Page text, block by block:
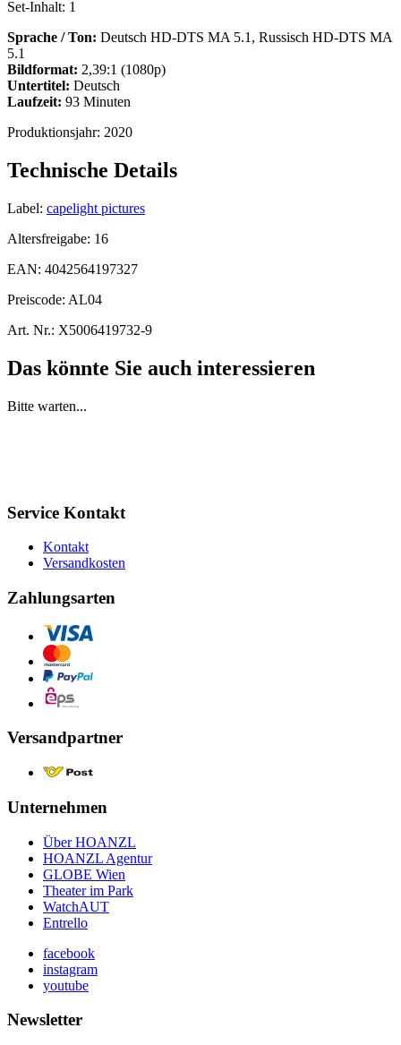
Set-Inhalt: 1
Sprache / Ton: Deutsch HD-DTS MA 5.1, Russisch HD-DTS MA
5.1
Bildformat: 2,39:1 (1080p)
Untertitel: Deutsch
Laufzeit: 93 Minuten
Produktionsjahr: 2020
Technische Details
Label: capelight pictures
Altersfreigabe: 16
EAN: 4042564197327
Preiscode: AL04
Art. Nr.: X5006419732-9
Das könnte Sie auch interessieren
Bitte warten...
Service Kontakt
Kontakt
Versandkosten
Zahlungsarten
Versandpartner
Unternehmen
Über HOANZL
HOANZL Agentur
GLOBE Wien
Theater im Park
WatchAUT
Entrello
facebook
instagram
youtube
Newsletter